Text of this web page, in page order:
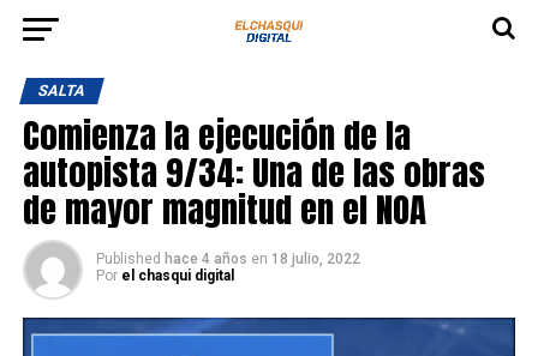
SALTA
Comienza la ejecución de la
autopista 9/34: Una de las obras
de mayor magnitud en el NOA
Published hace 4 años en 18 julio, 2022
Por el chasqui digital